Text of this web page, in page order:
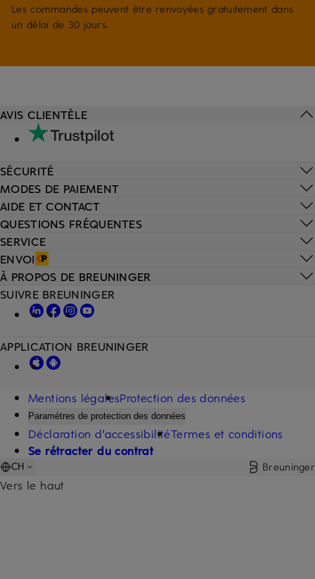
Les commandes peuvent être renvoyées gratuitement dans
un délai de 30 jours.
AIDE ET CONTACT
QUESTIONS FRÉQUENTES
SERVICE
ENVOI
AVIS CLIENTÈLE
SÉCURITÉ
MODES DE PAIEMENT
À PROPOS DE BREUNINGER
SUIVRE BREUNINGER
APPLICATION BREUNINGER
Mentions légalesProtection des données
Paramètres de protection des données
Déclaration d'accessibilitéTermes et conditions
Se rétracter du contrat
CH Breuninger
Vers le haut